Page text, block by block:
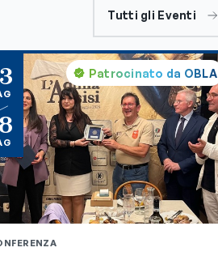
Tutti gli Eventi
Patrocinato da OBLA